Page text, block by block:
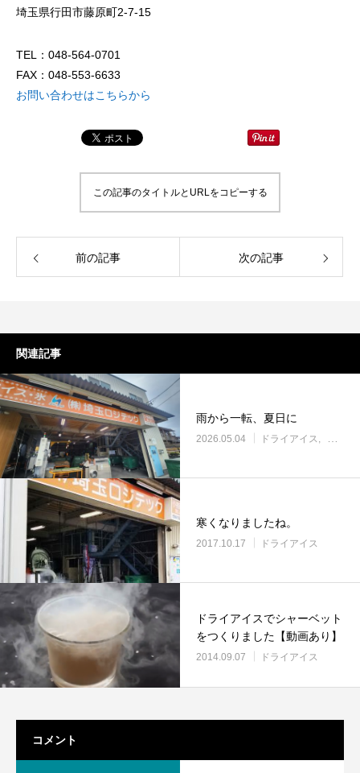
例を徹底比較
量と配置方法を徹底解説
埼玉県行田市藤原町2-7-15
TEL：048-564-0701
FAX：048-553-6633
お問い合わせはこちらから
この記事のタイトルとURLをコピーする
前の記事 次の記事
関連記事
雨から一転、夏日に
2026.05.04 ドライアイス
寒くなりましたね。
2017.10.17 ドライアイス
ドライアイスでシャーベット
をつくりました【動画あり】
2014.09.07 ドライアイス
コメント